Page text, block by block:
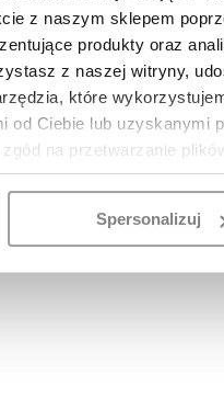
z naszym sklepem
produkty oraz
z naszej witryny,
które
od Ciebie lub uzyskanymi
na przetwarzanie
Spersonalizuj